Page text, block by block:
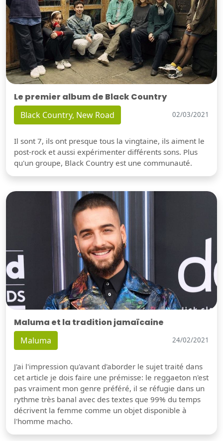
Le premier album de Black Country
Black Country, New Road 02/03/2021
Il sont 7, ils ont presque tous la vingtaine, ils aiment le
post-rock et aussi expérimenter différents sons. Plus
qu'un groupe, Black Country est une communauté.
Maluma et la tradition jamaïcaine
Maluma 24/02/2021
J'ai l'impression qu'avant d'aborder le sujet traité dans
cet article je dois faire une prémisse: le reggaeton n'est
pas vraiment mon genre préféré, il se réfugie dans un
rythme très banal avec des textes que 99% du temps
décrivent la femme comme un objet disponible à
l'homme macho.